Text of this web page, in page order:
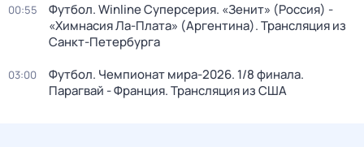
00:55
Футбол. Winline Суперсерия. «Зенит» (Россия) -
«Химнасия Ла-Плата» (Аргентина). Трансляция из
Санкт-Петербурга
03:00
Футбол. Чемпионат мира-2026. 1/8 финала.
Парагвай - Франция. Трансляция из США